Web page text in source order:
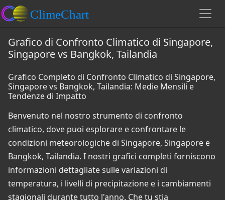
Grafico di Confronto Climatico di Singapore,
Singapore vs Bangkok, Tailandia
Grafico Completo di Confronto Climatico di Singapore,
Singapore vs Bangkok, Tailandia: Medie Mensili e
Tendenze di Impatto
Benvenuto nel nostro strumento di confronto
climatico, dove puoi esplorare e confrontare le
condizioni meteorologiche di Singapore, Singapore e
Bangkok, Tailandia. I nostri grafici completi forniscono
informazioni dettagliate sulle variazioni di
temperatura, i livelli di precipitazione e i cambiamenti
stagionali durante tutto l'anno. Che tu stia